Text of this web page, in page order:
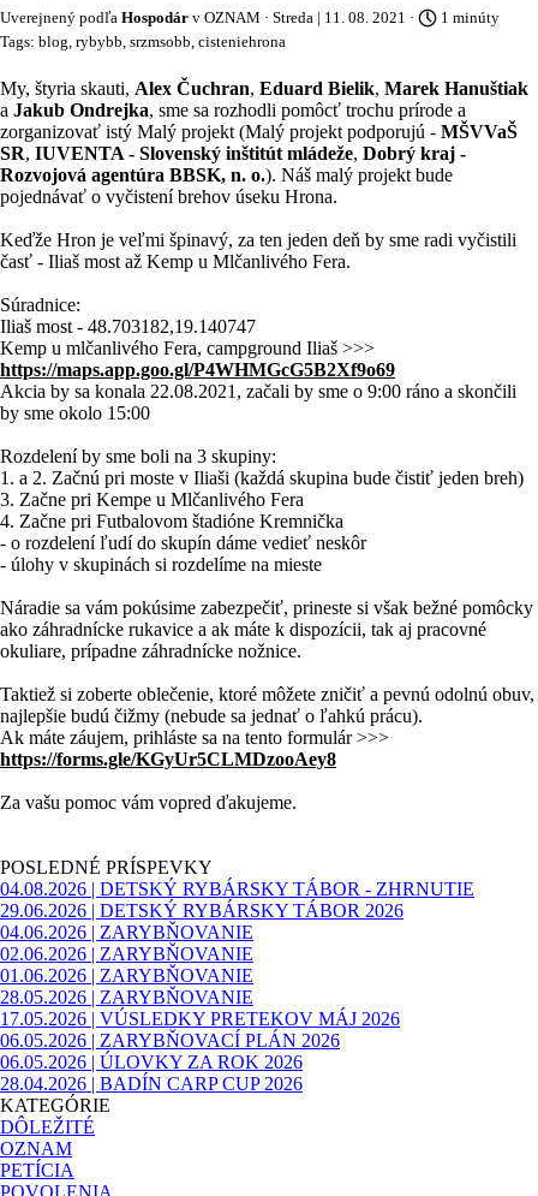
Uverejnený podľa Hospodár v OZNAM · Streda | 11. 08. 2021 ·
1 minúty
Tags: blog, rybybb, srzmsobb, cisteniehrona
My, štyria skauti, Alex Čuchran, Eduard Bielik, Marek Hanuštiak
a Jakub Ondrejka, sme sa rozhodli pomôcť trochu prírode a
zorganizovať istý Malý projekt (Malý projekt podporujú - MŠVVaŠ
SR, IUVENTA - Slovenský inštitút mládeže, Dobrý kraj -
Rozvojová agentúra BBSK, n. o.). Náš malý projekt bude
pojednávať o vyčistení brehov úseku Hrona.
Keďže Hron je veľmi špinavý, za ten jeden deň by sme radi vyčistili
časť - Iliaš most až Kemp u Mlčanlivého Fera.
Súradnice:
Iliaš most - 48.703182,19.140747
Kemp u mlčanlivého Fera, campground Iliaš >>>
https://maps.app.goo.gl/P4WHMGcG5B2Xf9o69
Akcia by sa konala 22.08.2021, začali by sme o 9:00 ráno a skončili
by sme okolo 15:00
Rozdelení by sme boli na 3 skupiny:
1. a 2. Začnú pri moste v Iliaši (každá skupina bude čistiť jeden breh)
3. Začne pri Kempe u Mlčanlivého Fera
4. Začne pri Futbalovom štadióne Kremnička
- o rozdelení ľudí do skupín dáme vedieť neskôr
- úlohy v skupinách si rozdelíme na mieste
Náradie sa vám pokúsime zabezpečiť, prineste si však bežné pomôcky
ako záhradnícke rukavice a ak máte k dispozícii, tak aj pracovné
okuliare, prípadne záhradnícke nožnice.
Taktiež si zoberte oblečenie, ktoré môžete zničiť a pevnú odolnú obuv,
najlepšie budú čižmy (nebude sa jednať o ľahkú prácu).
Ak máte záujem, prihláste sa na tento formulár >>>
https://forms.gle/KGyUr5CLMDzooAey8
Za vašu pomoc vám vopred ďakujeme.
Preskočiť blok POSLEDNÉ PRÍSPEVKY
POSLEDNÉ PRÍSPEVKY
04.08.2026 | DETSKÝ RYBÁRSKY TÁBOR - ZHRNUTIE
29.06.2026 | DETSKÝ RYBÁRSKY TÁBOR 2026
04.06.2026 | ZARYBŇOVANIE
02.06.2026 | ZARYBŇOVANIE
01.06.2026 | ZARYBŇOVANIE
28.05.2026 | ZARYBŇOVANIE
17.05.2026 | VÚSLEDKY PRETEKOV MÁJ 2026
06.05.2026 | ZARYBŇOVACÍ PLÁN 2026
06.05.2026 | ÚLOVKY ZA ROK 2026
28.04.2026 | BADÍN CARP CUP 2026
Preskočiť blok KATEGÓRIE
KATEGÓRIE
DÔLEŽITÉ
OZNAM
PETÍCIA
POVOLENIA